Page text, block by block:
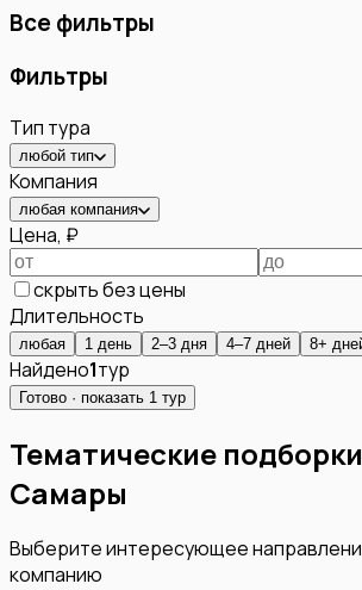
Все фильтры
Фильтры
Тип тура
любой тип
Компания
любая компания
Цена, ₽
скрыть без цены
Длительность
любая 1 день 2–3 дня 4–7 дней 8+
Найдено1тур
Готово · показать 1 тур
Тематические
Самары
Выберите интересующее
компанию